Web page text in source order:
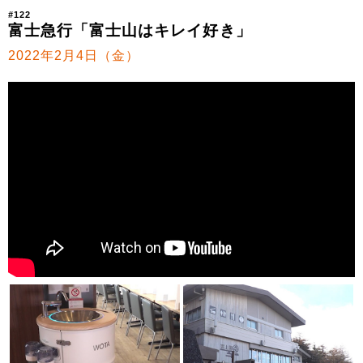
#122
富士急行「富士山はキレイ好き」
2022年2月4日（金）